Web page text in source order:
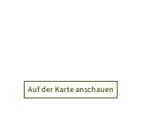
Auf der Karte anschauen